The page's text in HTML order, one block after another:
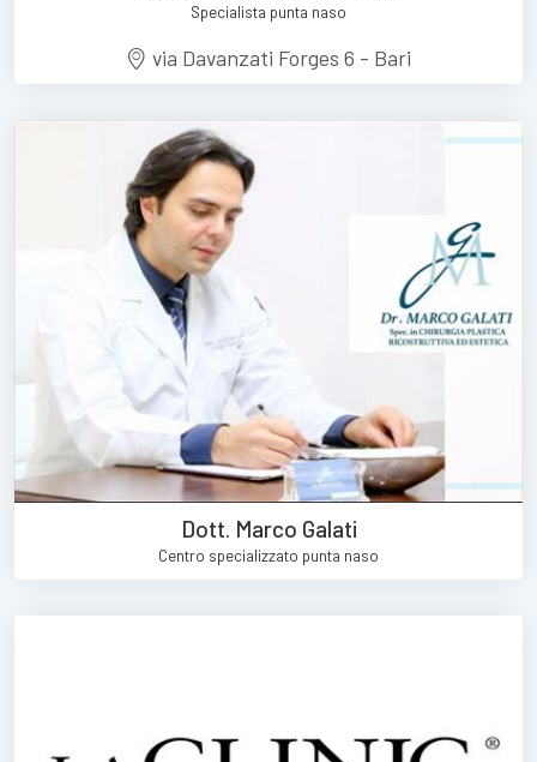
Specialista punta naso
via Davanzati Forges 6 - Bari
Dott. Marco Galati
Centro specializzato punta naso